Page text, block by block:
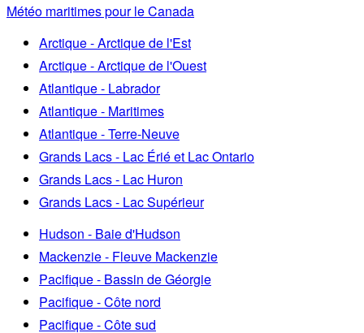
Météo maritimes pour le Canada
Arctique - Arctique de l'Est
Arctique - Arctique de l'Ouest
Atlantique - Labrador
Atlantique - Maritimes
Atlantique - Terre-Neuve
Grands Lacs - Lac Érié et Lac Ontario
Grands Lacs - Lac Huron
Grands Lacs - Lac Supérieur
Hudson - Baie d'Hudson
Mackenzie - Fleuve Mackenzie
Pacifique - Bassin de Géorgie
Pacifique - Côte nord
Pacifique - Côte sud